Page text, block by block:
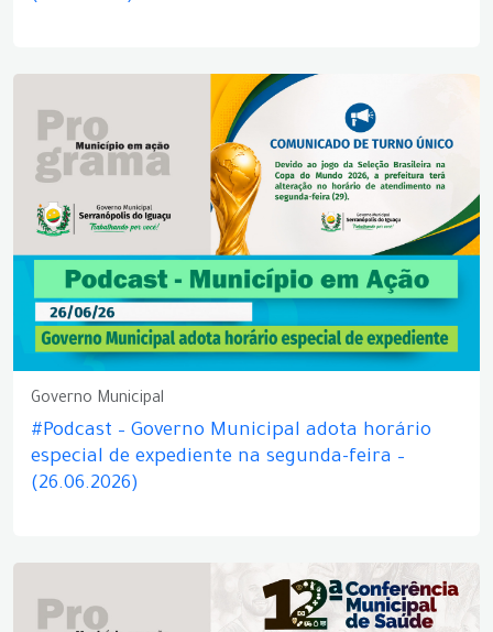
Governo Municipal
#Podcast – Governo Municipal adota horário
especial de expediente na segunda-feira –
(26.06.2026)